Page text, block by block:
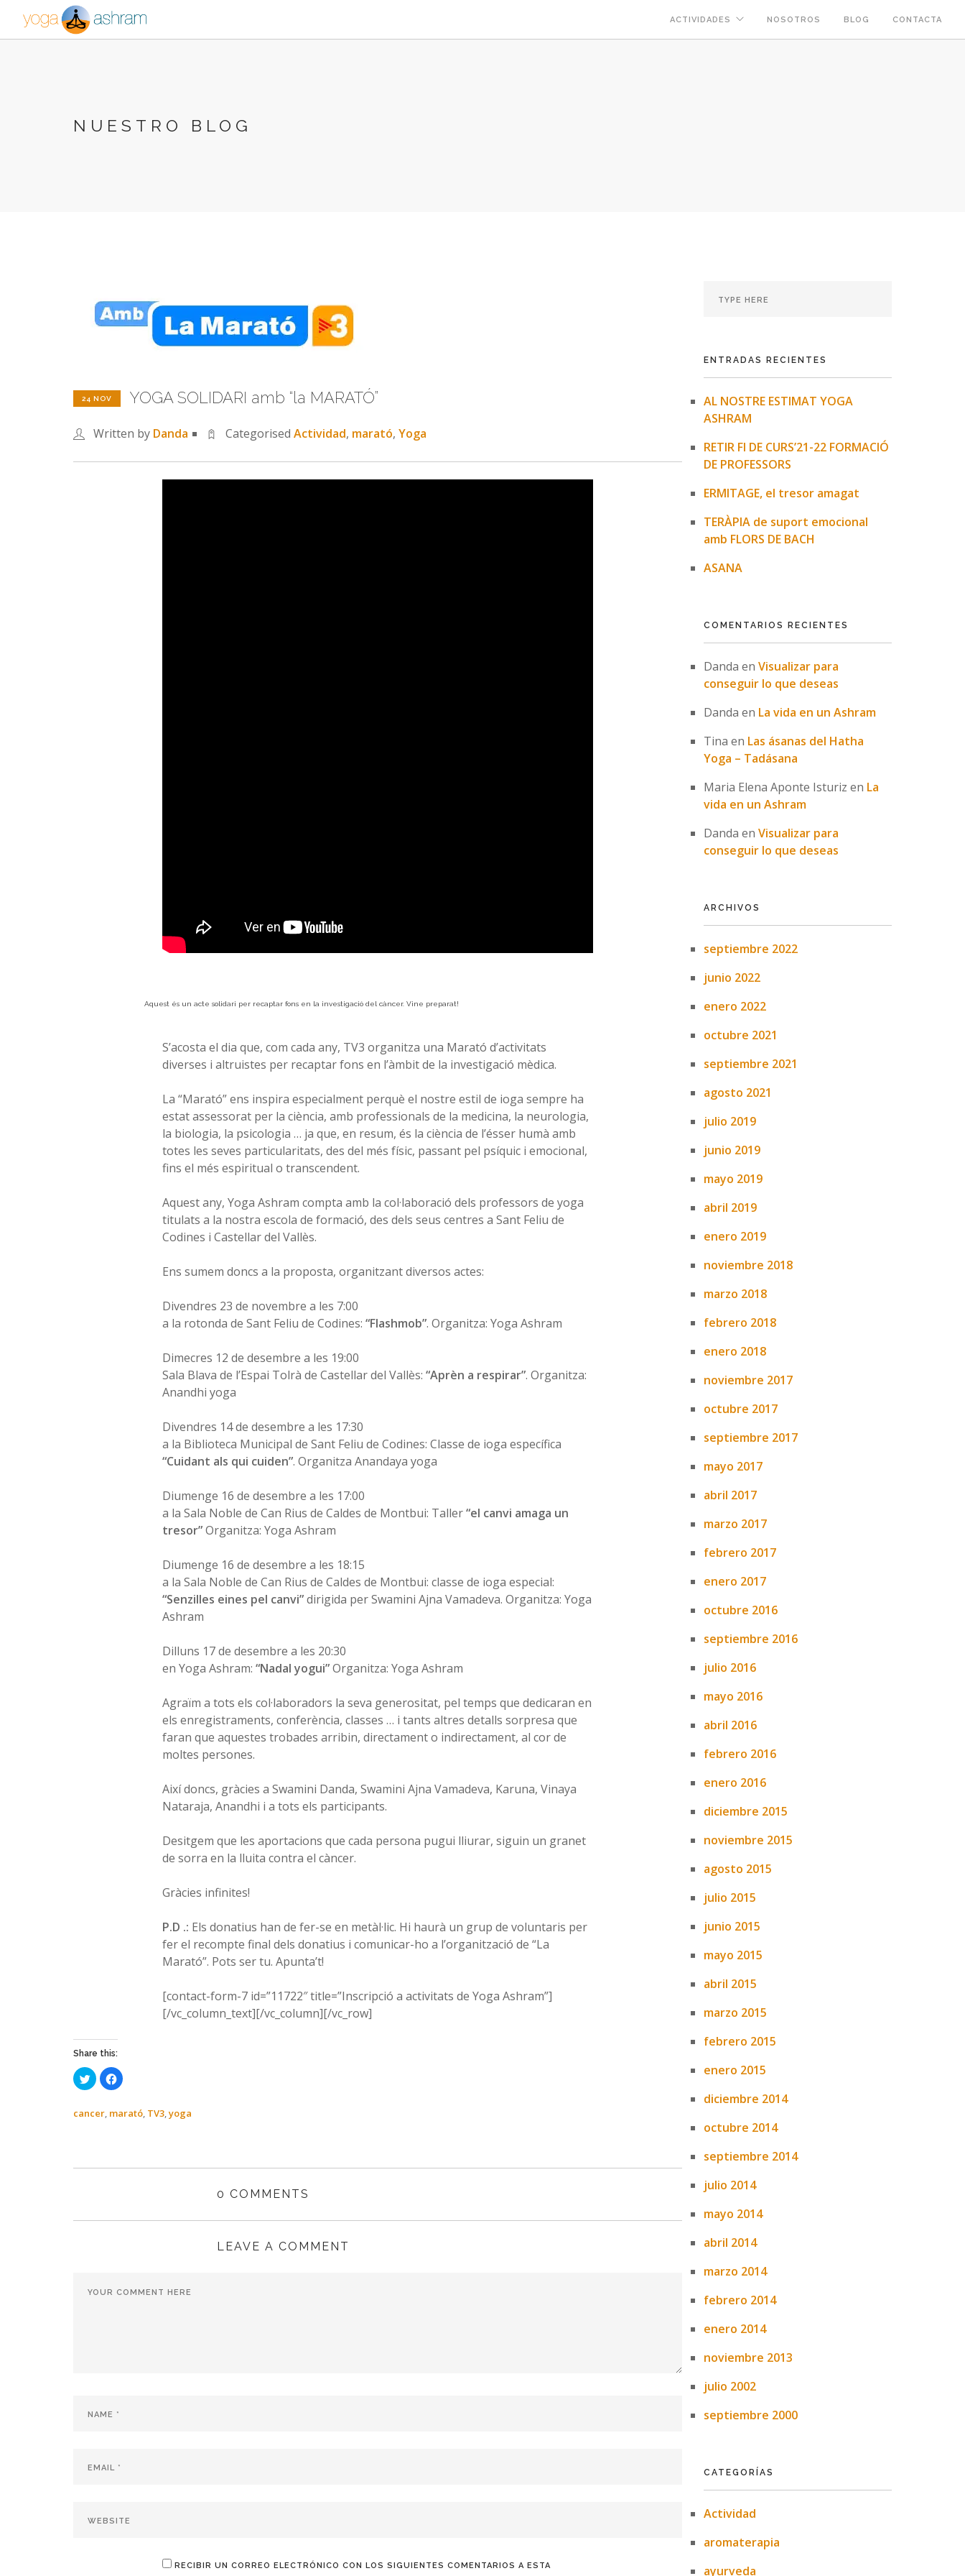
ACTIVIDADES NOSOTROS BLOG CONTACTA
NUESTRO BLOG
24 NOV YOGA SOLIDARI amb “la MARATÓ”
Written by Danda Categorised Actividad, marató, Yoga
Aquest és un acte solidari per recaptar fons en la investigació del càncer. Vine preparat!
S’acosta el dia que, com cada any, TV3 organitza una Marató d’activitats
diverses i altruistes per recaptar fons en l’àmbit de la investigació mèdica.
La “Marató” ens inspira especialment perquè el nostre estil de ioga sempre ha
estat assessorat per la ciència, amb professionals de la medicina, la neurologia,
la biologia, la psicologia … ja que, en resum, és la ciència de l’ésser humà amb
totes les seves particularitats, des del més físic, passant pel psíquic i emocional,
fins el més espiritual o transcendent.
Aquest any, Yoga Ashram compta amb la col·laboració dels professors de yoga
titulats a la nostra escola de formació, des dels seus centres a Sant Feliu de
Codines i Castellar del Vallès.
Ens sumem doncs a la proposta, organitzant diversos actes:
Divendres 23 de novembre a les 7:00
a la rotonda de Sant Feliu de Codines: “Flashmob”. Organitza: Yoga Ashram
Dimecres 12 de desembre a les 19:00
Sala Blava de l’Espai Tolrà de Castellar del Vallès: “Aprèn a respirar”. Organitza:
Anandhi yoga
Divendres 14 de desembre a les 17:30
a la Biblioteca Municipal de Sant Feliu de Codines: Classe de ioga específica
“Cuidant als qui cuiden”. Organitza Anandaya yoga
Diumenge 16 de desembre a les 17:00
a la Sala Noble de Can Rius de Caldes de Montbui: Taller“el canvi amaga un
tresor”Organitza: Yoga Ashram
Diumenge 16 de desembre a les 18:15
a la Sala Noble de Can Rius de Caldes de Montbui: classe de ioga especial:
“Senzilles eines pel canvi”dirigida per Swamini Ajna Vamadeva. Organitza: Yoga
Ashram
Dilluns 17 de desembre a les 20:30
en Yoga Ashram: “Nadal yogui”Organitza: Yoga Ashram
Agraïm a tots els col·laboradors la seva generositat, pel temps que dedicaran en
els enregistraments, conferència, classes … i tants altres detalls sorpresa que
faran que aquestes trobades arribin, directament o indirectament, al cor de
moltes persones.
Així doncs, gràcies a Swamini Danda, Swamini Ajna Vamadeva, Karuna, Vinaya
Nataraja, Anandhi i a tots els participants.
Desitgem que les aportacions que cada persona pugui lliurar, siguin un granet
de sorra en la lluita contra el càncer.
Gràcies infinites!
P.D .: Els donatius han de fer-se en metàl·lic. Hi haurà un grup de voluntaris per
fer el recompte final dels donatius i comunicar-ho a l’organització de “La
Marató”. Pots ser tu. Apunta’t!
[contact-form-7 id=”11722″ title=”Inscripció a activitats de Yoga Ashram”]
[/vc_column_text][/vc_column][/vc_row]
Share this:
Haz
clic
para
en
Twitter
nueva)
Haz
clic
en
Facebook
nueva)
cancer, marató, TV3,yoga
0 COMMENTS
LEAVE A COMMENT
RECIBIR UN CORREO ELECTRÓNICO CON LOS SIGUIENTES COMENTARIOS A ESTA
ENTRADAS RECIENTES
AL NOSTRE ESTIMAT YOGA
ASHRAM
RETIR FI DE CURS’21-22 FORMACIÓ
DE PROFESSORS
ERMITAGE, el tresor amagat
TERÀPIA de suport emocional
amb FLORS DE BACH
ASANA
COMENTARIOS RECIENTES
Danda en Visualizar para
conseguir lo que deseas
Danda en La vida en un Ashram
Tina en Las ásanas del Hatha
Yoga – Tadásana
Maria Elena Aponte Isturiz en La
vida en un Ashram
Danda en Visualizar para
conseguir lo que deseas
ARCHIVOS
septiembre 2022
junio 2022
enero 2022
octubre 2021
septiembre 2021
agosto 2021
julio 2019
junio 2019
mayo 2019
abril 2019
enero 2019
noviembre 2018
marzo 2018
febrero 2018
enero 2018
noviembre 2017
octubre 2017
septiembre 2017
mayo 2017
abril 2017
marzo 2017
febrero 2017
enero 2017
octubre 2016
septiembre 2016
julio 2016
mayo 2016
abril 2016
febrero 2016
enero 2016
diciembre 2015
noviembre 2015
agosto 2015
julio 2015
junio 2015
mayo 2015
abril 2015
marzo 2015
febrero 2015
enero 2015
diciembre 2014
octubre 2014
septiembre 2014
julio 2014
mayo 2014
abril 2014
marzo 2014
febrero 2014
enero 2014
noviembre 2013
julio 2002
septiembre 2000
CATEGORÍAS
Actividad
aromaterapia
ayurveda